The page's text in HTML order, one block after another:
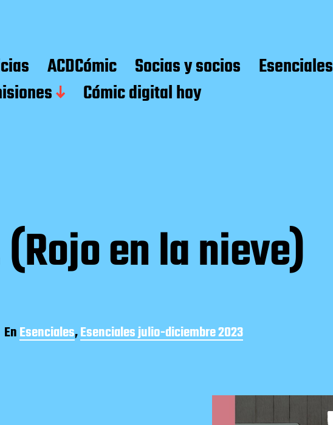
ACDCómic Socias y socios Esenciales
Cómic digital hoy
en la nieve)
EnEsenciales,Esenciales julio-diciembre 2023